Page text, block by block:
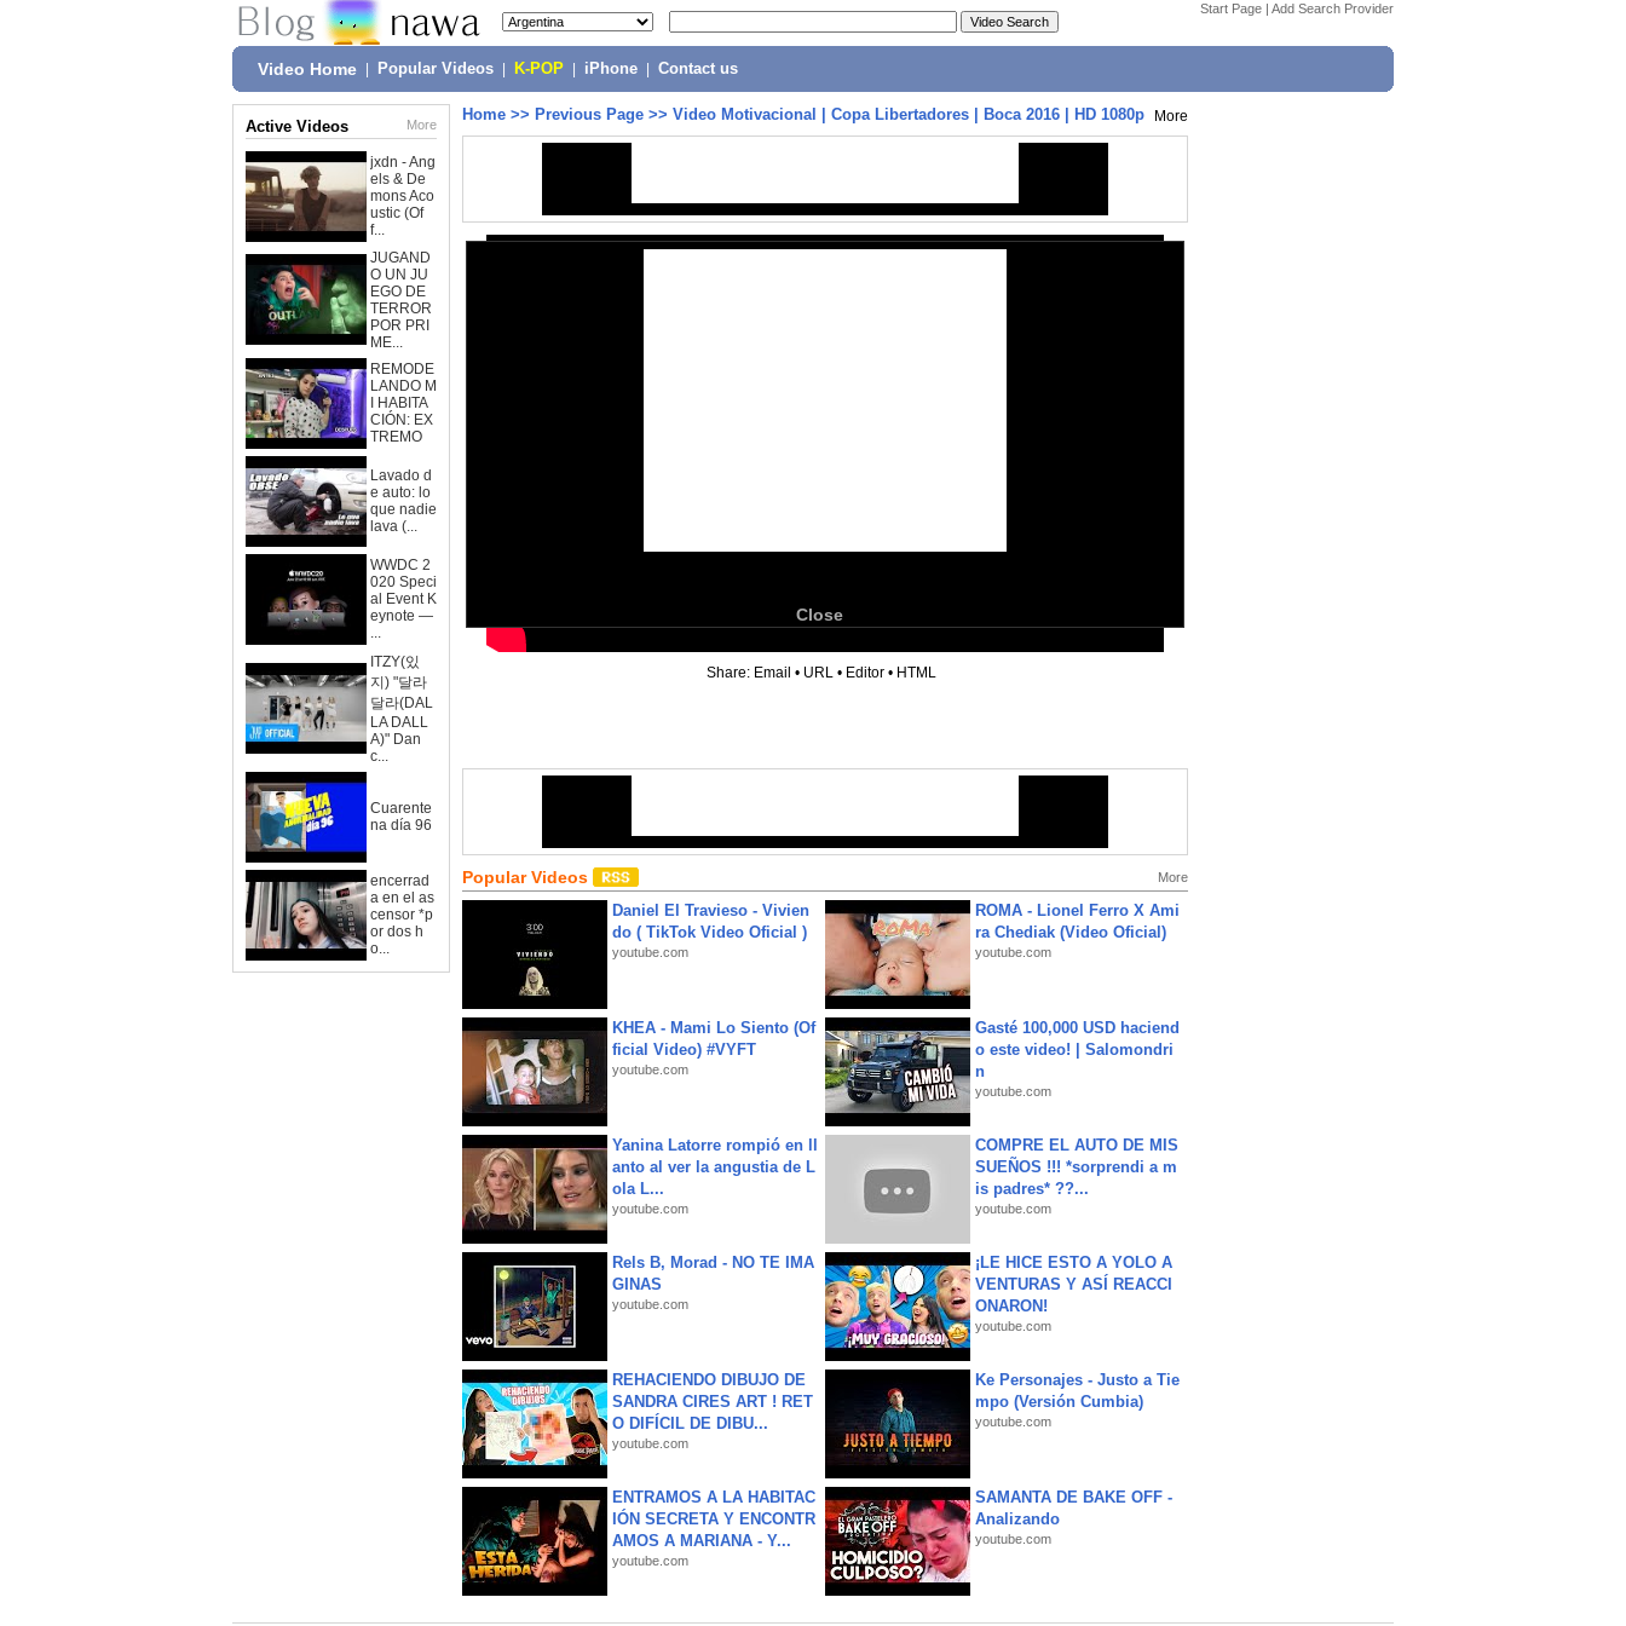
Start Page | Add Search Provider
Video Home Popular Videos K-POP iPhone Contact us
Active Videos More
jxdn - Ang
els & De
mons Aco
ustic (Of
f...
JUGAND
O UN JU
EGO DE
TERROR
POR PRI
ME...
REMODE
LANDO M
I HABITA
CIÓN: EX
TREMO
Lavado d
e auto: lo
que nadie
lava (...
WWDC 2
020 Speci
al Event K
eynote —
...
ITZY(있
지) "달라
달라(DAL
LA DALL
A)" Dan
c...
Cuarente
na día 96
encerrad
a en el as
censor *p
or dos h
o...
Home >> Previous Page >> Video Motivacional | Copa Libertadores | Boca 2016 | HD 1080p More
Close
Share: Email • URL • Editor • HTML
Popular Videos More
Daniel El Travieso - Vivien
do ( TikTok Video Oficial )
youtube.com
ROMA - Lionel Ferro X Ami
ra Chediak (Video Oficial)
youtube.com
KHEA - Mami Lo Siento (Of
ficial Video) #VYFT
youtube.com
Gasté 100,000 USD haciend
o este video! | Salomondri
n
youtube.com
Yanina Latorre rompió en ll
anto al ver la angustia de L
ola L...
youtube.com
COMPRE EL AUTO DE MIS
SUEÑOS !!! *sorprendi a m
is padres* ??...
youtube.com
Rels B, Morad - NO TE IMA
GINAS
youtube.com
¡LE HICE ESTO A YOLO A
VENTURAS Y ASÍ REACCI
ONARON!
youtube.com
REHACIENDO DIBUJO DE
SANDRA CIRES ART ! RET
O DIFÍCIL DE DIBU...
youtube.com
Ke Personajes - Justo a Tie
mpo (Versión Cumbia)
youtube.com
ENTRAMOS A LA HABITAC
IÓN SECRETA Y ENCONTR
AMOS A MARIANA - Y...
youtube.com
SAMANTA DE BAKE OFF -
Analizando
youtube.com